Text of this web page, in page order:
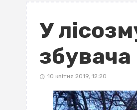
У
10 квітня 2019, 12:20